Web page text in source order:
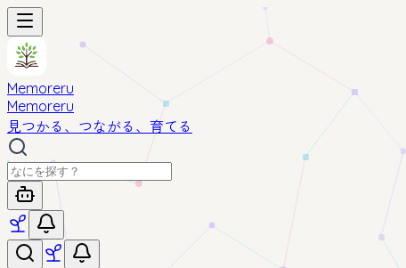
Memoreru
Memoreru
見つかる、つながる、育てる